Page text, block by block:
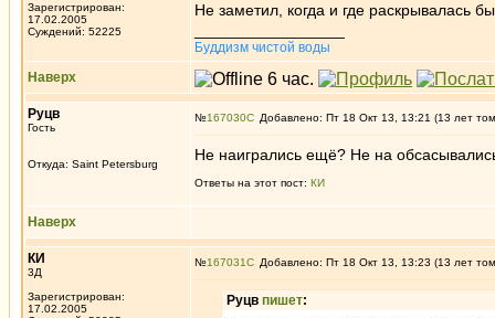
Зарегистрирован:
17.02.2005
Суждений: 52225
Не заметил, когда и где раскрывалась
Буддизм чистой воды
Наверх
Руцв
Гость
Откуда: Saint Petersburg
№167030 Добавлено: Пт 18 Окт 13, 13:21 (13 лет
Не наигрались ещё? Не на
Ответы на этот пост: КИ
Наверх
КИ
3Д
Зарегистрирован:
17.02.2005
№167031 Добавлено: Пт 18 Окт 13, 13:23 (13 лет
Руцв пишет: